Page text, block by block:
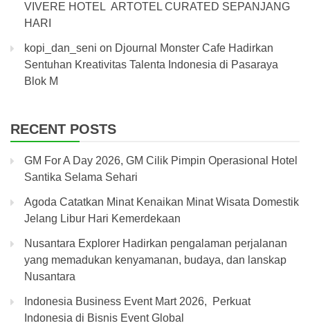
VIVERE HOTEL ARTOTEL CURATED SEPANJANG
HARI
kopi_dan_seni on Djournal Monster Cafe Hadirkan
Sentuhan Kreativitas Talenta Indonesia di Pasaraya
Blok M
RECENT POSTS
GM For A Day 2026, GM Cilik Pimpin Operasional Hotel
Santika Selama Sehari
Agoda Catatkan Minat Kenaikan Minat Wisata Domestik
Jelang Libur Hari Kemerdekaan
Nusantara Explorer Hadirkan pengalaman perjalanan
yang memadukan kenyamanan, budaya, dan lanskap
Nusantara
Indonesia Business Event Mart 2026, Perkuat
Indonesia di Bisnis Event Global